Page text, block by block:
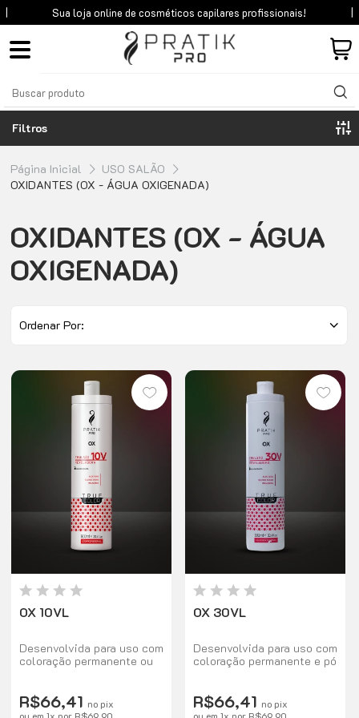
Sua loja online de cosméticos capilares profissionais!
Página Inicial
USO SALÃO
OXIDANTES (OX - ÁGUA OXIGENADA)
Filtros
OXIDANTES (OX - ÁGUA
OXIGENADA)
OX 10VL
Desenvolvida para uso com
coloração permanente ou
escurecer 1 tom, pintar
cabelos descoloridos ou
R$66,41 no pix
OX 30VL
Desenvolvida para uso com
coloração permanente e pó
clarear de 2 a 3 tons.
R$66,41 no pix